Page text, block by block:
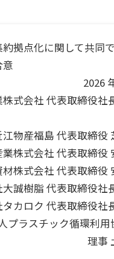
拠点化に関して共同
意
2026
式会社 代表取締役社
物産福島 代表取締役
株式会社 代表取締役
株式会社 代表取締役
誠樹脂 代表取締役社
カロク 代表取締役社
プラスチック循環利用
理事